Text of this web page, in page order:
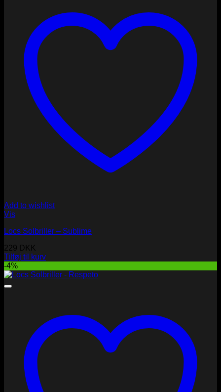
Add to wishlist
Vis
Locs Solbriller – Sublime
229 DKK
Tilføj til kurv
-4%